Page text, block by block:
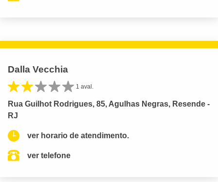
Dalla Vecchia
1 aval.
Rua Guilhot Rodrigues, 85, Agulhas Negras, Resende -
RJ
ver horario de atendimento.
ver telefone